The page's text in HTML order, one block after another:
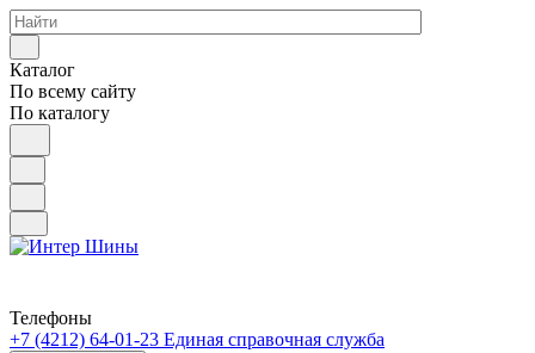
Каталог
По всему сайту
По каталогу
Телефоны
+7 (4212) 64-01-23 Единая справочная служба